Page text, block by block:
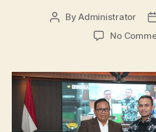
PostByAdministrator
No